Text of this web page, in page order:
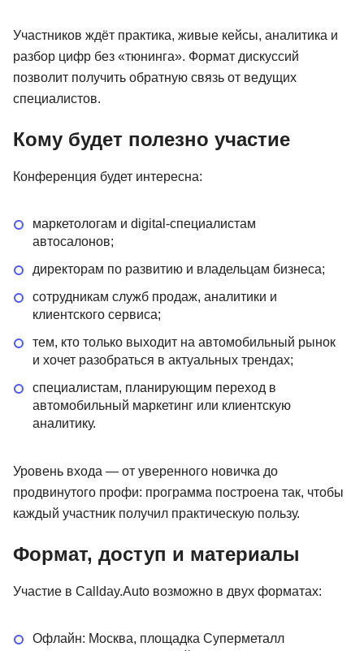
Участников ждёт практика, живые кейсы, аналитика и
разбор цифр без «тюнинга». Формат дискуссий
позволит получить обратную связь от ведущих
специалистов.
Кому будет полезно участие
Конференция будет интересна:
маркетологам и digital-специалистам
автосалонов;
директорам по развитию и владельцам бизнеса;
сотрудникам служб продаж, аналитики и
клиентского сервиса;
тем, кто только выходит на автомобильный рынок
и хочет разобраться в актуальных трендах;
специалистам, планирующим переход в
автомобильный маркетинг или клиентскую
аналитику.
Уровень входа — от уверенного новичка до
продвинутого профи: программа построена так, чтобы
каждый участник получил практическую пользу.
Формат, доступ и материалы
Участие в Callday.Auto возможно в двух форматах:
Офлайн: Москва, площадка Суперметалл